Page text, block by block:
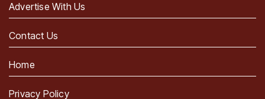
Advertise With Us
Contact Us
Home
Privacy Policy